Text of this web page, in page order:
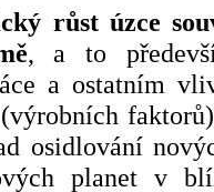
růst úzce
, a to
a ostatním
osidlování
planet v